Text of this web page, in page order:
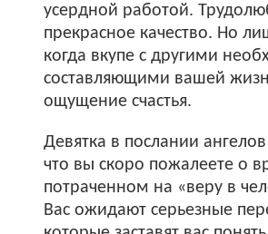
усердной работой.
прекрасное качество. Но
когда вкупе с другими
составляющими вашей
ощущение счастья.
Девятка в послании ангелов
что вы скоро пожалеете о
потраченном на «веру в
Вас ожидают серьезные